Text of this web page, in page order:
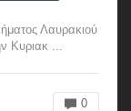
Λαυρακιού
Κυριακ ...
0